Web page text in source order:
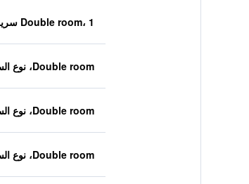
Double room، 1 سرير توأم
Double room، نوع السرير غير معروف
Double room، نوع السرير غير معروف
Double room، نوع السرير غير معروف